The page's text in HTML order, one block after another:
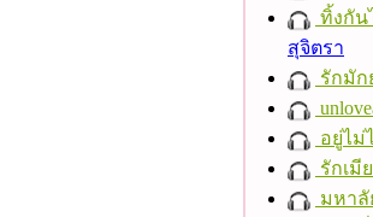
ทิ้งกัน
สุจิตรา
รักมัก
อยู่ไม่
รักเมี
มหาลั